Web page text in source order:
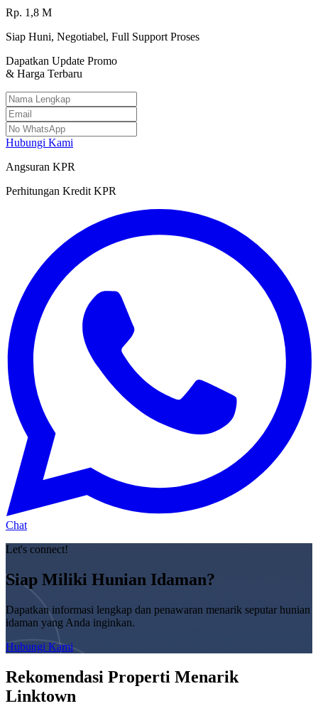
Rp. 1,8 M
Siap Huni, Negotiabel, Full Support Proses
Dapatkan Update Promo
& Harga Terbaru
Hubungi Kami
Angsuran KPR
Perhitungan Kredit KPR
Chat
Let's connect!
Siap Miliki Hunian Idaman?
Dapatkan informasi lengkap dan penawaran menarik seputar hunian
idaman yang Anda inginkan.
Hubungi Kami
Rekomendasi Properti Menarik
Linktown